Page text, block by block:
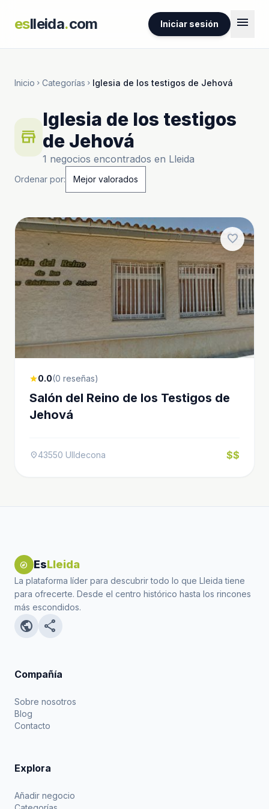
eslleida.com Iniciar sesión menu
Inicio chevron_right Categorías chevron_right Iglesia de los testigos de Jehová
store
Iglesia de los testigos
de Jehová
1 negocios encontrados en Lleida
Ordenar por:
favorite
star0.0(0 reseñas)
Salón del Reino de los Testigos de
Jehová
location_on43550 Ulldecona $$
explore EsLleida
La plataforma líder para descubrir todo lo que Lleida tiene
para ofrecerte. Desde el centro histórico hasta los rincones
más escondidos.
public share
Compañía
Sobre nosotros
Blog
Contacto
Explora
Añadir negocio